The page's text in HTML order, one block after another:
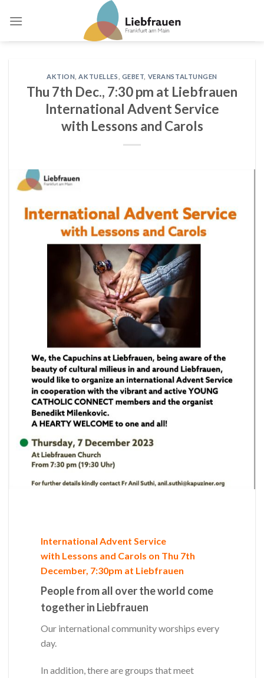
AKTION ,AKTUELLES GEBET VERANSTALTUNGEN
Thu 7th Dec., 7:30 pm at Liebfrauen
International Advent Service
with Lessons and Carols
International Advent Service
with Lessons and Carols on Thu 7th
December, 7:30pm at Liebfrauen
People from all over the world come
together in Liebfrauen
Our international community worships every
day.
In addition, there are groups that meet